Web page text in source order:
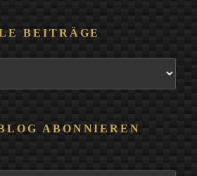
BEITRÄGE
ABONNIEREN